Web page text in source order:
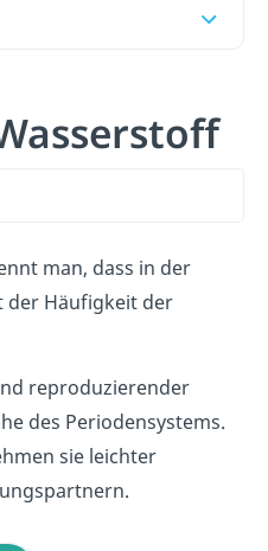
man, dass in der
der Häufigkeit der
reproduzierender
des Periodensystems.
sie leichter